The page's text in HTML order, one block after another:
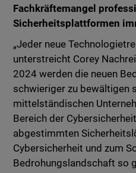
Fachkräftemangel
Sicherheitsplattformen
„Jeder neue
unterstreicht Corey
2024 werden die neuen
schwieriger zu bewältigen
mittelständischen
Bereich der
abgestimmten
Cybersicherheit und zum
Bedrohungslandschaft so